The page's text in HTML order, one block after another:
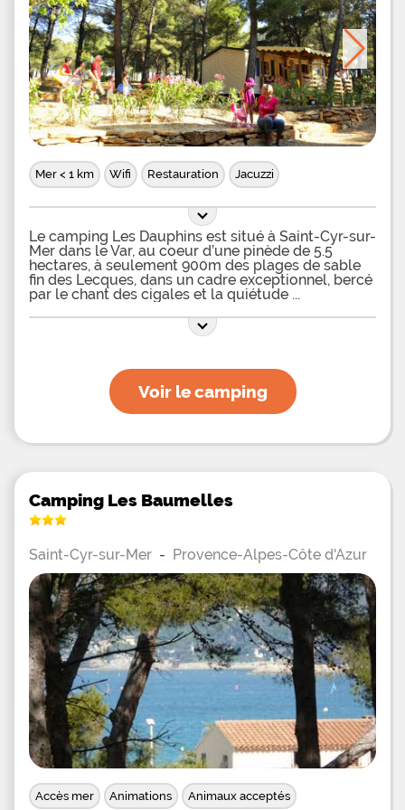
Mer < 1 km Wifi Restauration Jacuzzi
Le camping Les Dauphins est situé à Saint-Cyr-sur-
Mer dans le Var, au coeur d’une pinède de 5.5
hectares, à seulement 900m des plages de sable
fin des Lecques, dans un cadre exceptionnel, bercé
par le chant des cigales et la quiétude
Voir le camping
Camping Les Baumelles
Saint-Cyr-sur-Mer - Provence-Alpes-Côte d'Azur
Accès mer Animations Animaux acceptés